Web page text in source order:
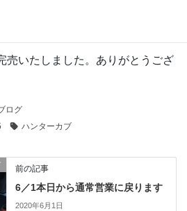
売いたしました。ありがとうござ
ログ
ハンターカブ
前の記事
6／1本日から通常営業に戻ります
2020年6月1日